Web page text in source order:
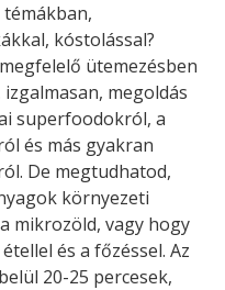
kóstolással?
ütemezésben
megoldás
superfoodokról, a
és más gyakran
De megtudhatod,
környezeti
mikrozöld, vagy hogy
és a főzéssel. Az
20-25 percesek,